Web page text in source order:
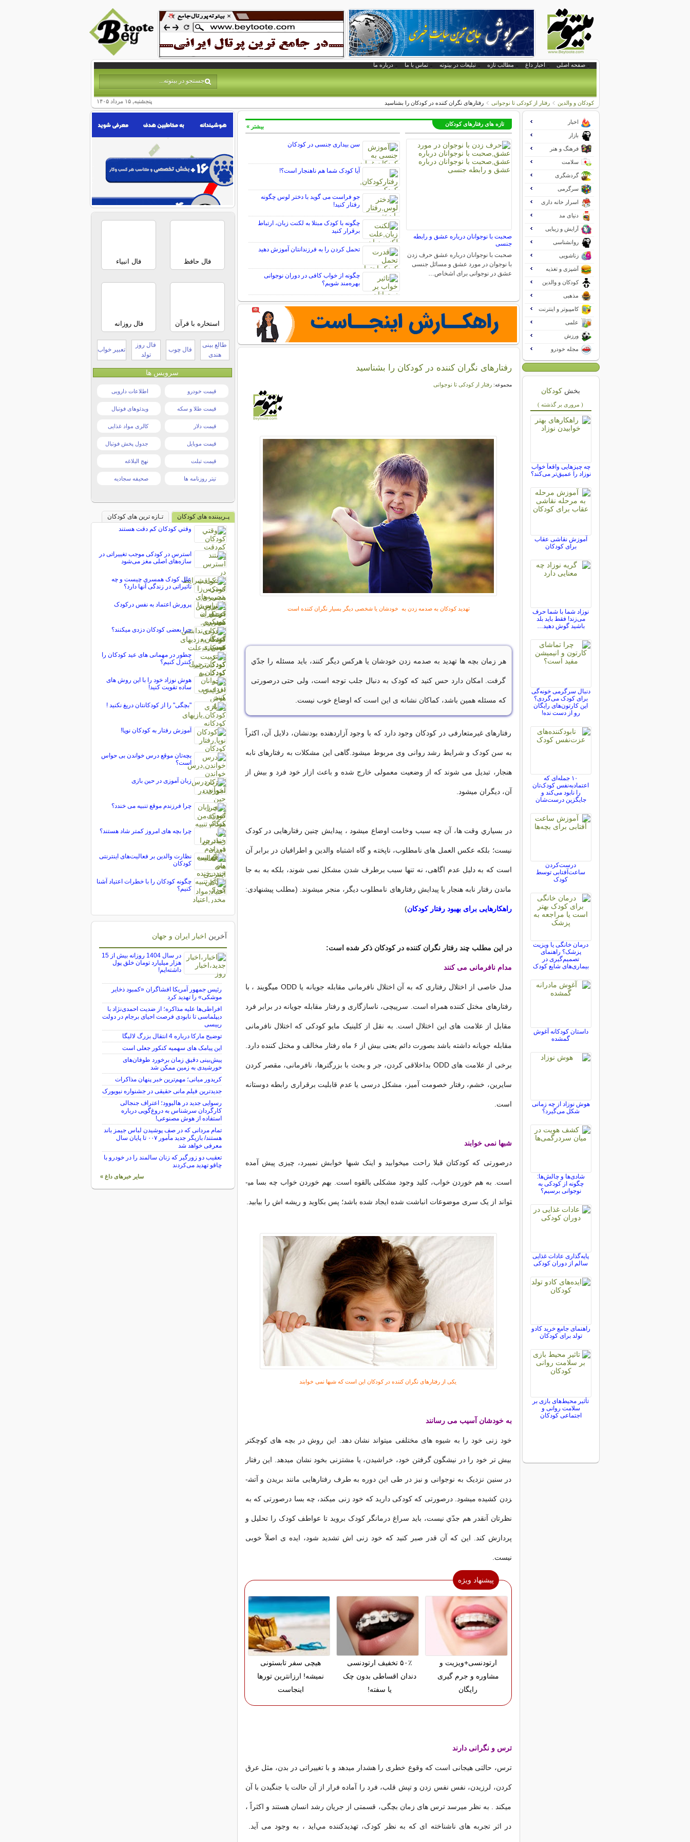
صفحه اصلی اخبار داغ مطالب تازه تبلیغات در بیتوته تماس با ما درباره ما
پنجشنبه, ۱۵ مرداد ۱۴۰۵ کودکان و والدین رفتار از کودکی تا نوجوانی رفتارهای نگران کننده در کودکان را بشناسید
تازه های رفتارهای کودکان
صحبت با نوجوانان درباره عشق و رابطه
جنسی
صحبت با نوجوانان درباره عشق حرف زدن
با نوجوان در مورد عشق و مسائل جنسی
عشق در نوجوانی برای اشخاص…
سن بیداری جنسی در کودکان
آیا کودک شما هم ناهنجار است؟!
جو فراست می گوید با دختر لوس چگونه
رفتار کنید!
چگونه با کودک مبتلا به لکنت زبان، ارتباط
برقرار کنید
تحمل کردن را به فرزندانتان آموزش دهید
چگونه از خواب کافی در دوران نوجوانی
بهره‌مند شویم؟
بیشتر »
رفتارهای نگران کننده در کودکان را بشناسید
مجموعه:رفتار از کودکی تا نوجوانی
تهدید کودکان به صدمه زدن به خودشان یا شخصی ديگر بسیار نگران کننده است
هر زمان بچه­ ها تهدید به صدمه زدن خودشان یا هرکس ديگر کنند، باید مسئله را جدّي
گرفت. امکان دارد حس کنید که کودک به دنبال جلب ­توجه است، ولی حتی درصورتی
که مسئله همین باشد، کماکان نشانه­ ی این است که اوضاع خوب نیست.
رفتارهای غیرمتعارفی در کودکان وجود دارد که با وجود آزاردهنده بودنشان، دلایل آن، اکثراً
به سن کودک و شرایط رشد روانی وی مربوط ميشود.گاهی این مشکلات به رفتارهای نابه
هنجار، تبدیل می شوند که از وضعیت معمولی خارج شده و باعث ازار خود فرد و بیش از
آن، دیگران ميشود.
در بسياري وقت ها، آن چه سبب وخامت اوضاع ميشود ، پیدایش چنين رفتارهایی در کودک
نیست؛ بلکه عکس العمل های نامطلوب، ناپخته و گاه اشتباه والدین و اطرافیان در برابر آن
است که به دلیل عدم اگاهی، نه تنها سبب برطرف شدن مشکل نمی شوند، بلکه به به جا
ماندن رفتار نابه هنجار یا پیدایش رفتارهای نامطلوب ديگر، منجر میشوند. (مطلب پیشنهادی:
راهکارهایی برای بهبود رفتار کودکان)
در این مطلب چند رفتار نگران کننده در کودکان ذکر شده است:
مدام نافرمانی می کنند
مدل خاصی از اختلال رفتاری که به آن اختلال نافرمانی مقابله جویانه یا ODD ميگويند ، با
رفتارهای مختل کننده همراه است. سرپیچی، ناسازگاری و رفتار مقابله جویانه در برابر فرد
مقابل از علامت های این اختلال است. به نقل از کلینیک مایو کودکی که اختلال نافرمانی
مقابله جویانه داشته باشد بصورت دائم یعنی بیش از ۶ ماه رفتار مخالف و مختل کننده دارد.
برخی از علامت های ODD بداخلاقی کردن، جر و بحث با بزرگترها، نافرمانی، مقصر کردن
سایرین، خشم، رفتار خصومت آمیز، مشکل درسی یا عدم قابلیت برقراری رابطه دوستانه
است.
شبها نمی­ خوابند
درصورتی که کودکتان قبلا راحت می­خوابید و اینک شبها خوابش نمی­برد، چیزی پیش آمده
است. به­ هم ­خوردن خواب، کلید وجود مشکلی بالقوه است. بهم ­خوردن خواب چه بسا می­
تواند از یک سری موضوعات انباشت شده ایجاد شده باشد؛ پس بکاوید و ریشه ­اش را بیابید.
یکی از رفتارهای نگران کننده در کودکان این است که شبها نمی خوابند
به خودشان آسیب می رسانند
خود زنی خود را به شیوه­ های مختلفی می­تواند نشان دهد. این روش در بچه ­های کوچک­تر
بیش تر خود را در نیشگون گرفتن خود، خراشیدن، یا مشت­زنی بخود نشان می­دهد. این رفتار
در سنین نزديک به نوجوانی و نیز در طی این دوره به طرف رفتارهایی مانند بریدن و آتش­
زدن کشیده می­شود. درصورتی که کودکی دارید که خود زنی می­کند، چه بسا درصورتی که به
­نظرتان آنقدر هم جدّي نیست، باید سراغ درمانگر کودک بروید تا عواطف کودک را تحلیل و
پردازش کند. این که آن قدر صبر کنید که خود زنی­ اش تشدید شود، ایده­ ی اصلاً خوبی
نیست.
پیشنهاد ویژه
ارتودنسی+ویزیت و
مشاوره و جرم گیری
رایگان
۵۰٪ تخفیف ارتودنسی
دندان اقساطی بدون چک
یا سفته!
هیچی سفر تابستونی
نمیشه! ارزانترین تورها
اینجاست
ترس و نگرانی دارند
ترس، حالتی هیجانی است که وقوع خطری را هشدار ميدهد و با تغییراتی در بدن، مثل عرق
کردن، لرزیدن، نفس نفس زدن و تپش قلب، فرد را آماده فرار از آن حالت یا جنگیدن با آن
ميکند . به نظر میرسد ترس های زمان بچگی، قسمتی از جریان رشد انسان هستند و اکثراً ،
در اثر تجربه های ناشناخته ای که به نظر کودک، تهدیدکننده مي‌ايد ، به وجود می آید.
اخبار
بازار
فرهنگ و هنر
سلامت
گردشگری
سرگرمی
اسرار خانه داری
دنیای مد
آرایش و زیبایی
روانشناسی
زناشویی
آشپزی و تغذیه
کودکان و والدین
مذهبی
کامپیوتر و اینترنت
علمی
ورزش
مجله خودرو
بخش کودکان
( مروری بر گذشته )
چه چیزهایی واقعاً خواب
نوزاد را عمیق‌تر می‌کند؟
آموزش نقاشی عقاب
برای کودکان
نوزاد شما با شما حرف
می‌زند! فقط باید بلد
باشید گوش دهید…
دنبال سرگرمی خونه‌گی
برای کودک می‌گردی؟
این کارتون‌های رایگان
رو از دست نده!
۱۰ جمله‌ای که
اعتمادبه‌نفس کودک‌تان
را نابود می‌کند و
جایگزین درست‌شان
درست‌کردن
ساعت‌آفتابی توسط
کودک
درمان خانگی یا ویزیت
پزشک؟ راهنمای
تصمیم‌گیری در
بیماری‌های شایع کودک
داستان کودکانه آغوش
گمشده
هوش نوزاد از چه زمانی
شکل می‌گیرد؟
شادی‌ها و چالش‌ها:
چگونه از کودکی به
نوجوانی برسیم؟
پایه‌گذاری عادات غذایی
سالم از دوران کودکی
راهنمای جامع خرید کادو
تولد برای کودکان
تأثیر محیط‌های بازی بر
سلامت روانی و
اجتماعی کودکان
فال حافظ فال انبیاء
استخاره با قرآن فال روزانه
طالع بینی
هندی
فال چوب
فال روز
تولد
تعبیر خواب
سرویس ها
قیمت خودرو اطلاعات دارویی
قیمت طلا و سکه ویدئوهای فوتبال
قیمت دلار کالری مواد غذایی
قیمت موبایل جدول پخش فوتبال
قیمت تبلت نهج البلاغه
تیتر روزنامه ها صحیفه سجادیه
پـربیننده های کودکان
تـازه ترین های کودکان
وقتي كودكان كم‌ دقت هستند
استرس در کودکی موجب تغییراتی در
سازه‌های اصلی مغز می‌شود
علل کودک همسری چیست و چه
تاثیراتی در زندگی آنها دارد؟
پرورش اعتماد به نفس درکودک
چرا بعضی کودکان دزدی میکنند؟
چطور در مهمانی های عید کودکان را
کنترل کنیم؟
هوش نوزاد خود را با این روش های
ساده تقویت کنید!
"بچگی" را از کودکانتان دریغ نکنید !
آموزش رفتار به کودکان نوپا!
بچه‌تان موقع درس خواندن بی حواس
است؟
زبان آموزی در حین بازی
چرا فرزندم موقع تنبیه می خندد؟
چرا بچه های امروز کمتر شاد هستند؟
نظارت والدین بر فعالیت‌های اینترنتی
کودکان
چگونه کودکان را با خطرات اعتیاد آشنا
کنیم؟
آخرین اخبار ایران و جهان
در سال 1404 روزانه بیش از 15
هزار میلیارد تومان خلق پول
داشته‌ایم!
رئیس جمهور آمریکا افشاگران «کمبود ذخایر
موشکی» را تهدید کرد
افراطی‌ها علیه مذاکره؛ از ضدیت احمدی‌نژاد با
دیپلماسی تا نابودی فرصت احیای برجام در دولت
رییسی
توضیح مارکا درباره 4 انتقال بزرگ لالیگا
این پیامک های سهمیه کنکور جعلی است
پیش‌بینی دقیق زمان برخورد طوفان‌های
خورشیدی به زمین ممکن شد
کریدور میانی؛ مهم‌ترین خبر پنهان مذاکرات
جدیدترین فیلم مانی حقیقی در جشنواره نیویورک
رسوایی جدید در هالیوود؛ اعتراف جنجالی
کارگردان سرشناس به دروغ‌گویی درباره
استفاده از هوش مصنوعی!
تمام مردانی که در صف پوشیدن لباس جیمز باند
هستند/ بازیگر جدید مأمور ۰۰۷ تا پایان سال
معرفی خواهد شد
تعقیب دو زورگیر که زنان سالمند را در خودرو با
چاقو تهدید می‌کردند
سایر خبرهای داغ »